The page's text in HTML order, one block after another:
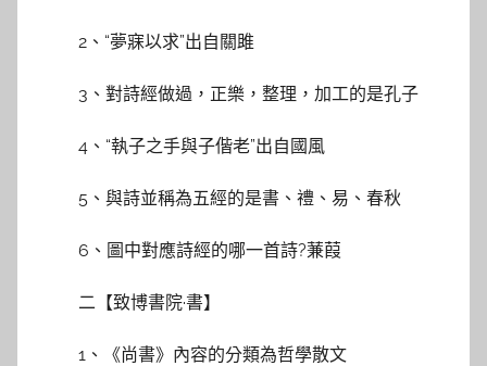
2、“夢寐以求”出自關雎
3、對詩經做過，正樂，整理，加工的是孔子
4、“執子之手與子偕老”出自國風
5、與詩並稱為五經的是書、禮、易、春秋
6、圖中對應詩經的哪一首詩?蒹葭
二【致博書院·書】
1、《尚書》內容的分類為哲學散文